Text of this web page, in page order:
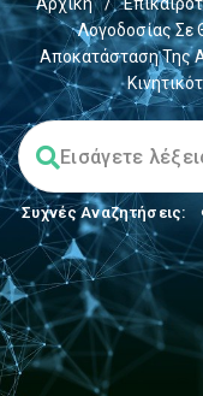
Λογοδοσίας Σε
Αποκατάσταση Της
Συχνές Αναζητήσεις: